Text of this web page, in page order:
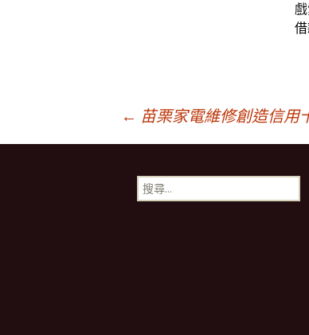
← 苗栗家電維修創造信用
搜
尋